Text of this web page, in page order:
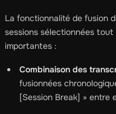
La fonctionnalité de fusion
sessions sélectionnées
importantes :
Combinaison des
fusionnées
[Session Break] » entre